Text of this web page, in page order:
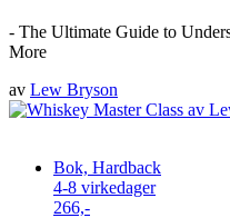
- The Ultimate Guide to
More
av Lew Bryson
Bok, Hardback
4-8 virkedager
266,-